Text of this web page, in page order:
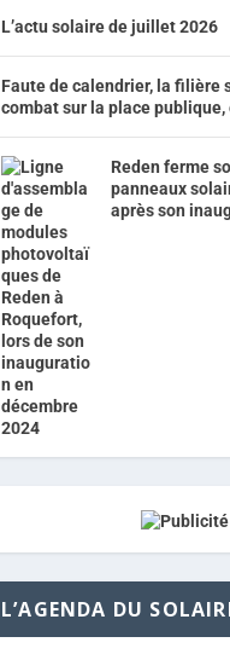
L’actu solaire de juillet 2026
Faute de calendrier, la filière
combat sur la place
Reden ferme
panneaux
après son
L’AGENDA DU